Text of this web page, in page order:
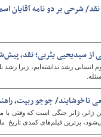
شرحی بر دو نامه آقایان
از سیدیحیی یثربی؛ نقد،
انسانی رشد نداشته‌ایم، زیرا رشد
ناخوشایند/ جوجو ربیت،
ژانر، ژانر جنگی است که وقتی با
برترین فیلم‌های کمدی تاریخ